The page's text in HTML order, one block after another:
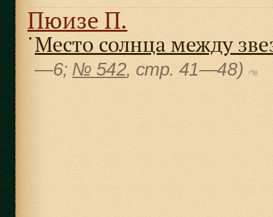
Пюизе П.
● Место солнца между
—6; № 542, cтр. 41—48)